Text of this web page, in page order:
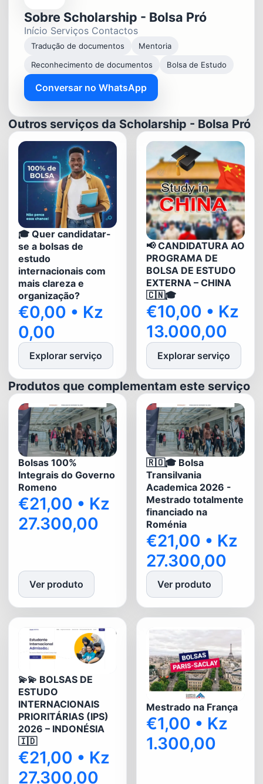
Sobre Scholarship - Bolsa Pró
Início Serviços Contactos
Tradução de documentos
Mentoria
Reconhecimento de documentos
Bolsa de Estudo
Conversar no WhatsApp
Outros serviços da Scholarship - Bolsa Pró
🎓 Quer candidatar-
se a bolsas de
estudo
internacionais com
mais clareza e
organização?
€0,00 • Kz
0,00
Explorar serviço
📢 CANDIDATURA AO
PROGRAMA DE
BOLSA DE ESTUDO
EXTERNA – CHINA
🇨🇳🎓
€10,00 • Kz
13.000,00
Explorar serviço
Produtos que complementam este serviço
Bolsas 100%
Integrais do Governo
Romeno
€21,00 • Kz
27.300,00
Ver produto
🇷🇴🎓 Bolsa
Transilvania
Academica 2026 -
Mestrado totalmente
financiado na
Roménia
€21,00 • Kz
27.300,00
Ver produto
💫💫 BOLSAS DE
ESTUDO
INTERNACIONAIS
PRIORITÁRIAS (IPS)
2026 – INDONÉSIA
🇮🇩
€21,00 • Kz
27.300,00
Mestrado na França
€1,00 • Kz
1.300,00